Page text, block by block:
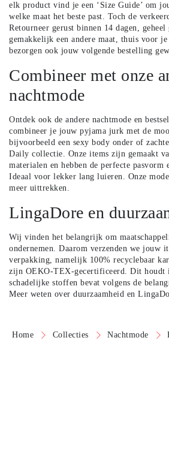
elk product vind je een ‘Size Guide’ om
welke maat het beste past. Toch de
Retourneer gerust binnen 14 dagen,
gemakkelijk een andere maat, thuis voor
bezorgen ook jouw volgende bestelling
Combineer met onze
nachtmode
Ontdek ook de andere nachtmode en
combineer je jouw pyjama jurk met de
bijvoorbeeld een sexy body onder of
Daily collectie. Onze items zijn gemaakt
materialen en hebben de perfecte pasvorm
Ideaal voor lekker lang luieren. Onze
meer uittrekken.
LingaDore en
Wij vinden het belangrijk om
ondernemen. Daarom verzenden we jouw
verpakking, namelijk 100% recyclebaar
zijn OEKO-TEX-gecertificeerd. Dit houdt
schadelijke stoffen bevat volgens de
Meer weten over duurzaamheid en
Home Collecties Nachtmode